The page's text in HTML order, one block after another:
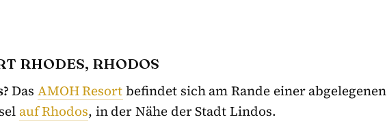
RHODES, RHODOS
Das AMOH Resortbefindet sich am Rande einer abgelegenen
auf Rhodos, in der Nähe der Stadt Lindos.